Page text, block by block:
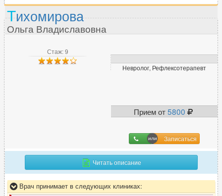
Стаж: 9
Невролог, Рефлексотерапевт
Прием от5800
Записаться
Тихомирова
Ольга Владиславовна
Читать описание
Врач принимает в следующих клиниках: